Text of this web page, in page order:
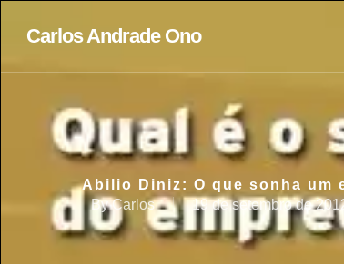
Carlos Andrade Ono
Abilio Diniz: O que sonha um
ByCarlos 19 de setembro de